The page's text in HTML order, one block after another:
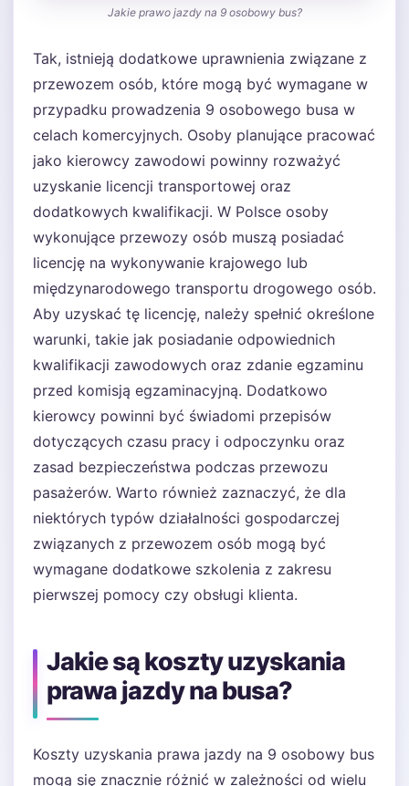
Jakie prawo jazdy na 9 osobowy bus?
Tak, istnieją dodatkowe uprawnienia związane z
przewozem osób, które mogą być wymagane w
przypadku prowadzenia 9 osobowego busa w
celach komercyjnych. Osoby planujące pracować
jako kierowcy zawodowi powinny rozważyć
uzyskanie licencji transportowej oraz
dodatkowych kwalifikacji. W Polsce osoby
wykonujące przewozy osób muszą posiadać
licencję na wykonywanie krajowego lub
międzynarodowego transportu drogowego osób.
Aby uzyskać tę licencję, należy spełnić określone
warunki, takie jak posiadanie odpowiednich
kwalifikacji zawodowych oraz zdanie egzaminu
przed komisją egzaminacyjną. Dodatkowo
kierowcy powinni być świadomi przepisów
dotyczących czasu pracy i odpoczynku oraz
zasad bezpieczeństwa podczas przewozu
pasażerów. Warto również zaznaczyć, że dla
niektórych typów działalności gospodarczej
związanych z przewozem osób mogą być
wymagane dodatkowe szkolenia z zakresu
pierwszej pomocy czy obsługi klienta.
Jakie są koszty uzyskania
prawa jazdy na busa?
Koszty uzyskania prawa jazdy na 9 osobowy bus
mogą się znacznie różnić w zależności od wielu